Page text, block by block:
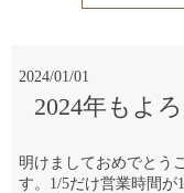
2024/01/01
2024年もよ
明けましておめでとう
す。1/5だけ営業時間が